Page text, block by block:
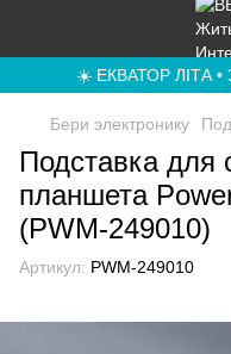
☀️ ЕКВАТОР ЛІТА •
Бери электронику
Подставка для
планшета
(PWM-249010)
Артикул: PWM-249010